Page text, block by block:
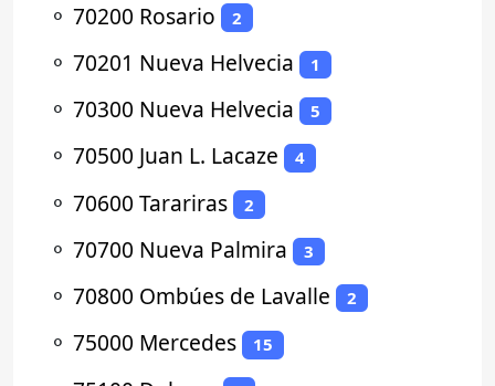
⚬ 70200 Rosario 2
⚬ 70201 Nueva Helvecia 1
⚬ 70300 Nueva Helvecia 5
⚬ 70500 Juan L. Lacaze 4
⚬ 70600 Tarariras 2
⚬ 70700 Nueva Palmira 3
⚬ 70800 Ombúes de Lavalle 2
⚬ 75000 Mercedes 15